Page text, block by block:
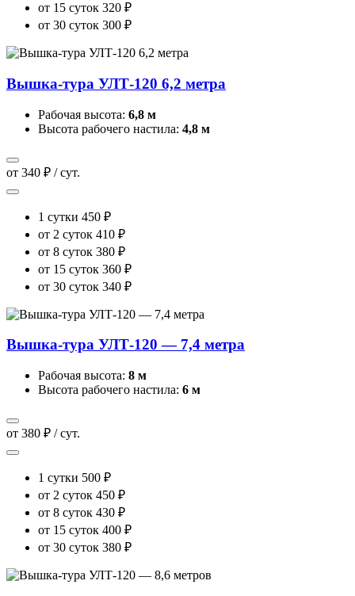
от 15 суток 320 ₽
от 30 суток 300 ₽
Вышка-тура УЛТ-120 6,2 метра
Рабочая высота: 6,8 м
Высота рабочего настила: 4,8 м
от 340 ₽ / сут.
1 сутки 450 ₽
от 2 суток 410 ₽
от 8 суток 380 ₽
от 15 суток 360 ₽
от 30 суток 340 ₽
Вышка-тура УЛТ-120 — 7,4 метра
Рабочая высота: 8 м
Высота рабочего настила: 6 м
от 380 ₽ / сут.
1 сутки 500 ₽
от 2 суток 450 ₽
от 8 суток 430 ₽
от 15 суток 400 ₽
от 30 суток 380 ₽